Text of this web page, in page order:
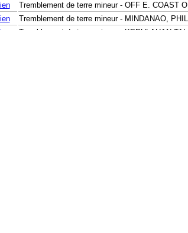
Tremblement de terre mineur - OFF E. COAST
Tremblement de terre mineur - MINDANAO,
Tremblement de terre mineur - KEPULAUAN